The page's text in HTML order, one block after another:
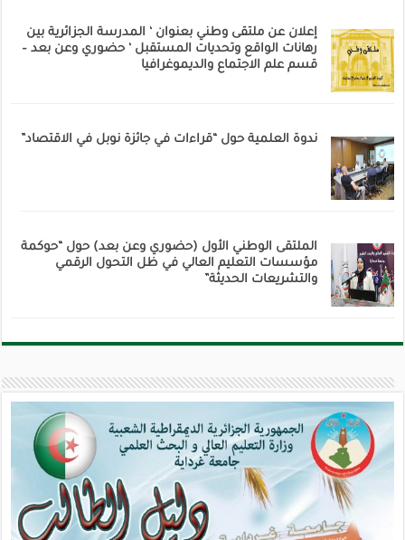
إعلان عن ملتقى وطني بعنوان ‘ المدرسة الجزائرية بين
رهانات الواقع وتحديات المستقبل ‘ حضوري وعن بعد –
قسم علم الاجتماع والديموغرافيا
ندوة العلمية حول “قراءات في جائزة نوبل في الاقتصاد”
الملتقى الوطني الأول (حضوري وعن بعد) حول “حوكمة
مؤسسات التعليم العالي في ظل التحول الرقمي
والتشريعات الحديثة”